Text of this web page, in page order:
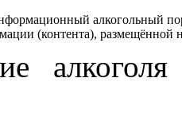
алкогольный
(контента), размещённой